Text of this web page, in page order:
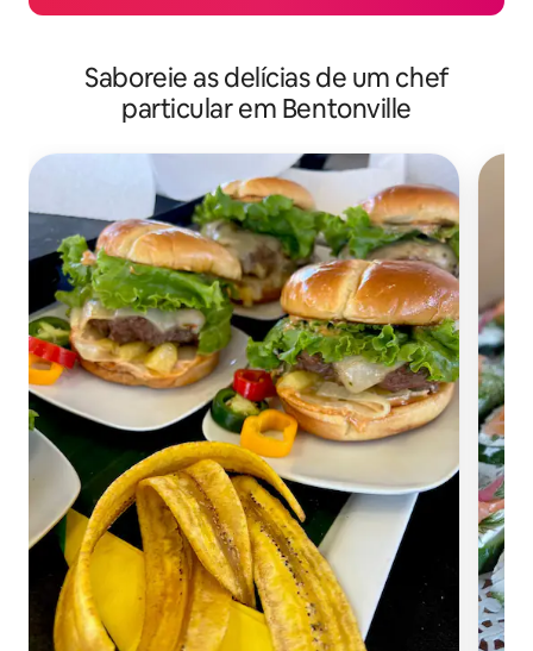
Saboreie as delícias de um chef
particular em Bentonville